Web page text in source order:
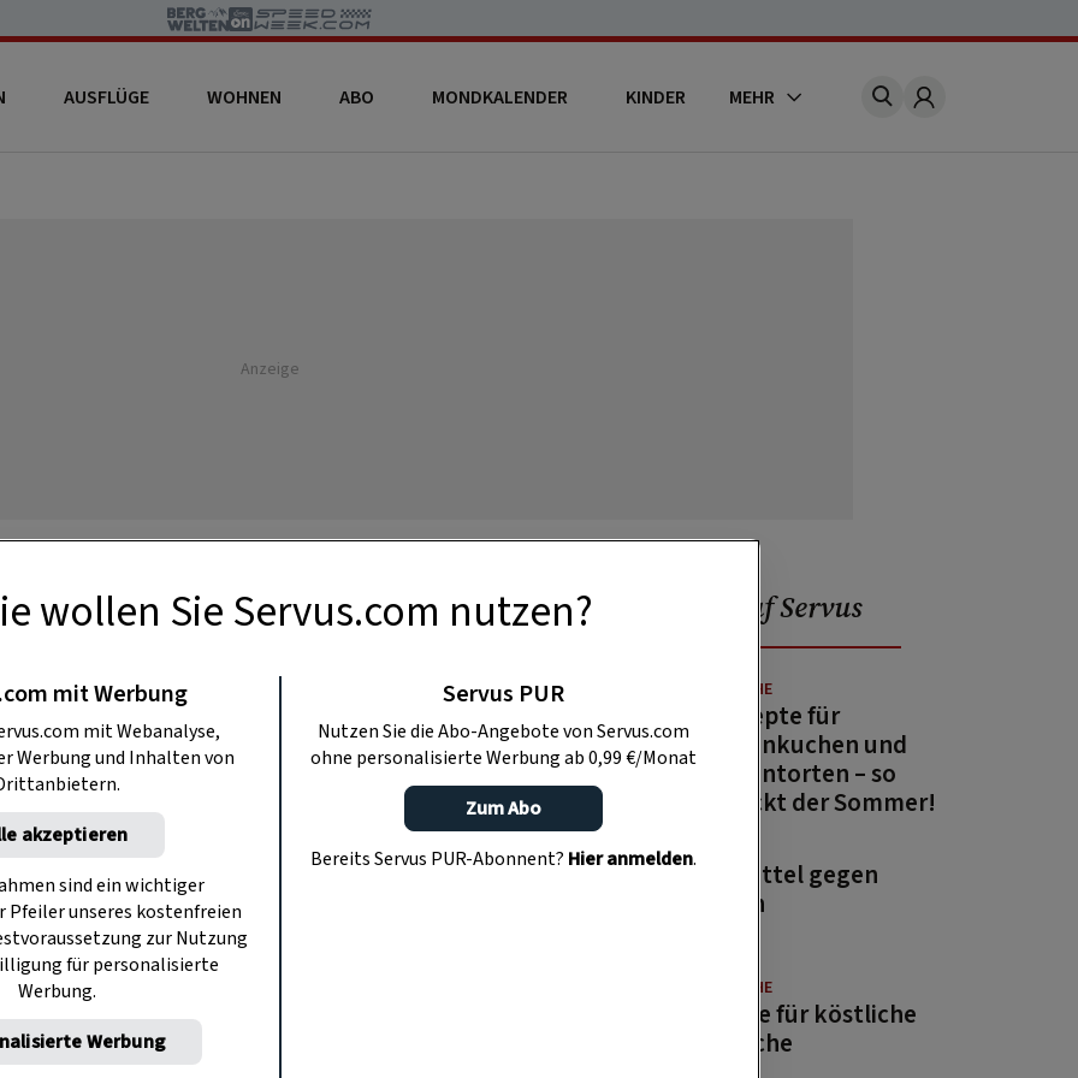
AUSFLÜGE WOHNEN ABO MONDKALENDER KINDER MEHR Account
Anzeige
das Brandnertal
im westlichsten Bundesland.
traditionsverbundene
die kalte Jahreszeit schätzen wie
andere.
Beliebt auf Servus
GUTE KÜCHE
13 Rezepte für
Zitronenkuchen und
Zitronentorten – so
schmeckt der Sommer!
GARTEN
Hausmittel gegen
Wespen
GUTE KÜCHE
Rezepte für köstliche
Aufstriche
wollen Sie Servus.com nutzen?
mit Werbung
mit Webanalyse,
Werbung und Inhalten von
akzeptieren
sind ein wichtiger
unseres kostenfreien
zur Nutzung
für personalisierte
Werbung.
Werbung
Servus PUR
Nutzen Sie die Abo-Angebote von Servus.com
ohne personalisierte Werbung ab 0,99 €/Monat
Zum Abo
Bereits Servus PUR-Abonnent? Hier anmelden.